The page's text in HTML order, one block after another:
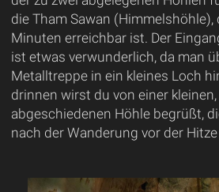
die Tham Sawan (Himmelshöhle),
Minuten erreichbar ist. Der
ist etwas verwunderlich, da man
Metalltreppe in ein kleines Loch
drinnen wirst du von einer
abgeschiedenen Höhle begrüßt,
nach der Wanderung vor der